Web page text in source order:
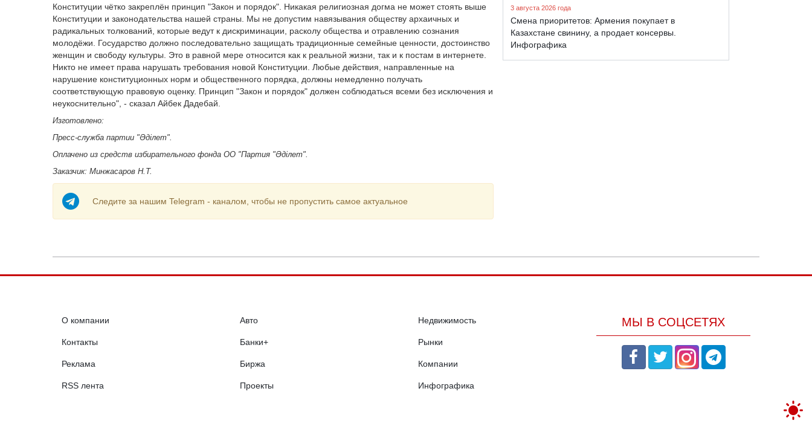
Конституции чётко закреплён принцип "Закон и порядок". Никакая религиозная догма не может стоять выше
Конституции и законодательства нашей страны. Мы не допустим навязывания обществу архаичных и
радикальных толкований, которые ведут к дискриминации, расколу общества и отравлению сознания
молодёжи. Государство должно последовательно защищать традиционные семейные ценности, достоинство
женщин и свободу культуры. Это в равной мере относится как к реальной жизни, так и к постам в интернете.
Никто не имеет права нарушать требования новой Конституции. Любые действия, направленные на
нарушение конституционных норм и общественного порядка, должны немедленно получать
соответствующую правовую оценку. Принцип "Закон и порядок" должен соблюдаться всеми без исключения и
неукоснительно", - сказал Айбек Дадебай.
Изготовлено:
Пресс-служба партии "Әділет".
Оплачено из средств избирательного фонда ОО "Партия "Әділет".
Заказчик: Минжасаров Н.Т.
Следите за нашим Telegram - каналом, чтобы не пропустить самое актуальное
3 августа 2026 года
Смена приоритетов: Армения покупает в
Казахстане свинину, а продает консервы.
Инфографика
О компании
Контакты
Реклама
RSS лента
Авто
Банки+
Биржа
Проекты
Недвижимость
Рынки
Компании
Инфографика
МЫ В СОЦСЕТЯХ